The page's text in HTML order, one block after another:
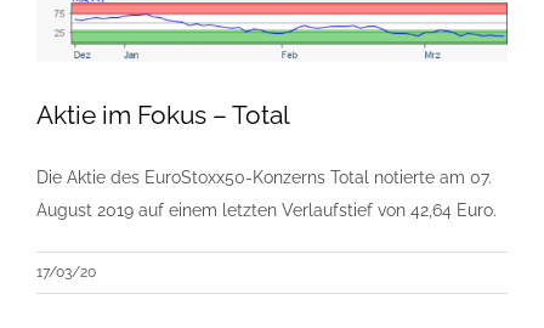
Aktie im Fokus – Total
Die Aktie des EuroStoxx50-Konzerns Total notierte am 07.
August 2019 auf einem letzten Verlaufstief von 42,64 Euro.
17/03/20